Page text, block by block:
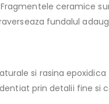
ceramice
fundalul
si rasina
prin detalii fine si